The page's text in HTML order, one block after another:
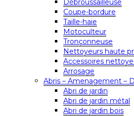
Débroussailleuse
Coupe-bordure
Taille-haie
Motoculteur
Tronçonneuse
Nettoyeurs haute
Accessoires
Arrosage
Abris – Amenagement –
Abri de jardin
Abri de jardin métal
Abri de jardin bois